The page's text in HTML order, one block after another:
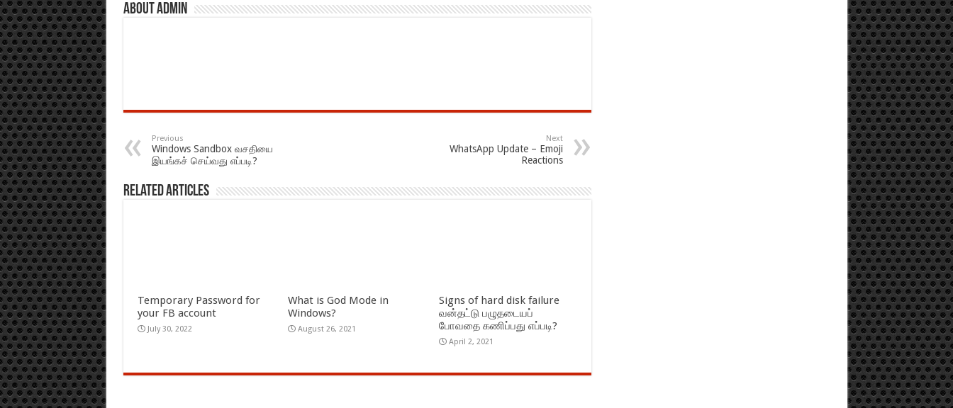
About admin
Previous
Windows Sandbox வசதியை
இயங்கச் செய்வது எப்படி?
Next
WhatsApp Update – Emoji
Reactions
Related Articles
Temporary Password for
your FB account
July 30, 2022
What is God Mode in
Windows?
August 26, 2021
Signs of hard disk failure
வன்தட்டு பழுதடையப்
போவதை கணிப்பது எப்படி?
April 2, 2021